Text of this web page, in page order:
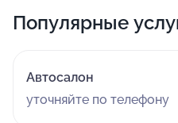
Популярные
Автосалон
уточняйте по телефону